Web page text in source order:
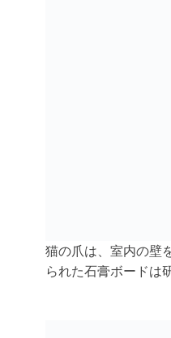
猫の爪は、室内の壁
られた石膏ボードは